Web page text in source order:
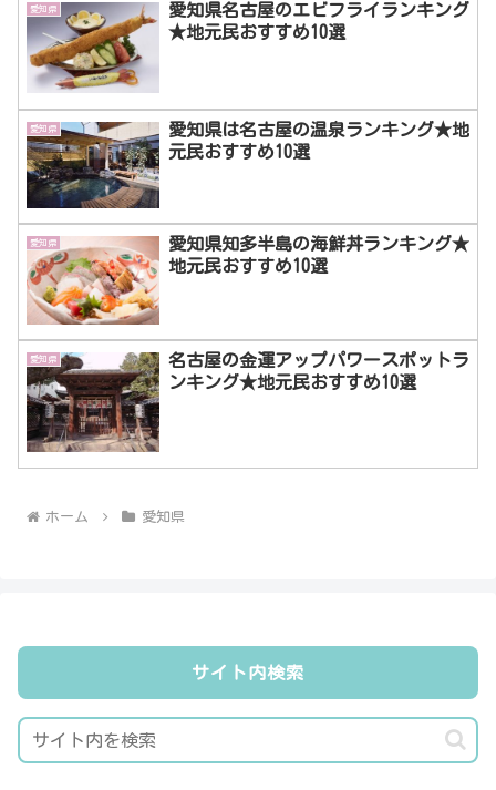
愛知県
愛知県名古屋のエビフライランキング
★地元民おすすめ10選
愛知県
愛知県は名古屋の温泉ランキング★地
元民おすすめ10選
愛知県
愛知県知多半島の海鮮丼ランキング★
地元民おすすめ10選
愛知県
名古屋の金運アップパワースポットラ
ンキング★地元民おすすめ10選
ホーム 愛知県
サイト内検索